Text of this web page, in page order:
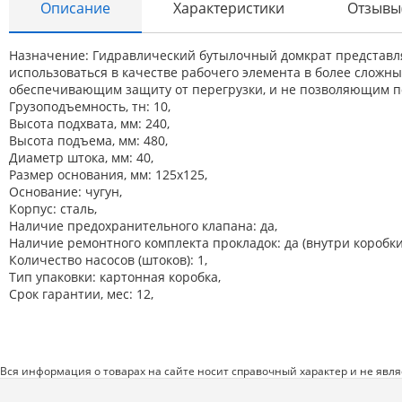
Автоаксессуары и принадлежности
Электроинструмент
Клининг
Оборудование
Пневмоинструмент
Новые товары
Расходные материалы
Режущий инструмент
Ручной инструмент
Описание Характеристики
Назначение: Гидравлический бутылочный домкрат
использоваться в качестве рабочего элемента в более
обеспечивающим защиту от перегрузки, и не позволяющим
Грузоподъемность, тн: 10,
Высота подхвата, мм: 240,
Высота подъема, мм: 480,
Диаметр штока, мм: 40,
Размер основания, мм: 125x125,
Основание: чугун,
Корпус: сталь,
Наличие предохранительного клапана: да,
Наличие ремонтного комплекта прокладок: да (внутри
Количество насосов (штоков): 1,
Тип упаковки: картонная коробка,
Срок гарантии, мес: 12,
Вся информация о товарах на сайте носит справочный характер и не